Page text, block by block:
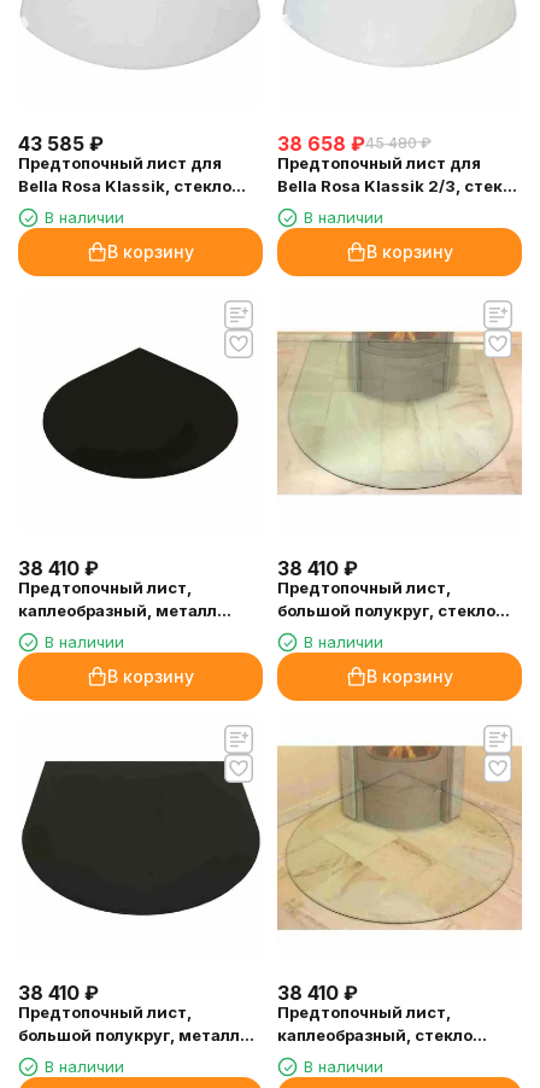
43 585 ₽
Предтопочный лист для
Bella Rosa Klassik, стекло
(Hark)В наличии
В корзину
38 658 ₽45 480 ₽
Предтопочный лист для
Bella Rosa Klassik 2/3, стекло
(Hark)В наличии
В корзину
38 410 ₽
Предтопочный лист,
каплеобразный, металл
(Hark)В наличии
В корзину
38 410 ₽
Предтопочный лист,
большой полукруг, стекло
(Hark)В наличии
В корзину
38 410 ₽
Предтопочный лист,
большой полукруг, металл
(Hark)В наличии
38 410 ₽
Предтопочный лист,
каплеобразный, стекло
(Hark)В наличии